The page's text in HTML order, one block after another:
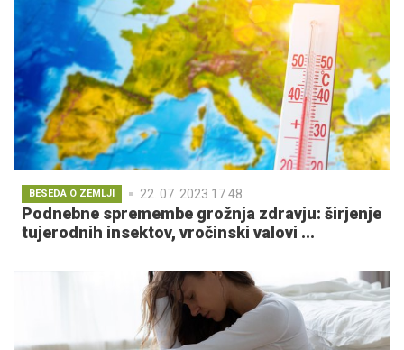
BESEDA O ZEMLJI 22. 07. 2023 17.48
Podnebne spremembe grožnja zdravju: širjenje
tujerodnih insektov, vročinski valovi ...